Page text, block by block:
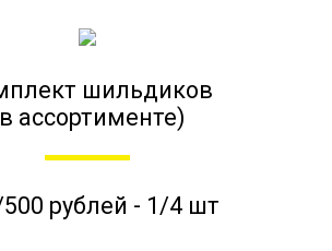
шильдиков
ассортименте)
рублей - 1/4 шт